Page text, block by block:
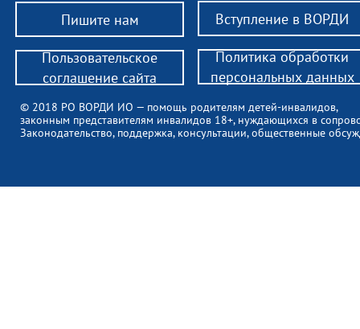
Пишите нам Вступление в ВОРДИ
© 2018 РО ВОРДИ ИО — помощь родителям детей-инвалидов,
законным представителям инвалидов 18+, нуждающихся в
Законодательство, поддержка, консультации, общественные
Пользовательское
соглашение сайта
Политика обработки
персональных данных